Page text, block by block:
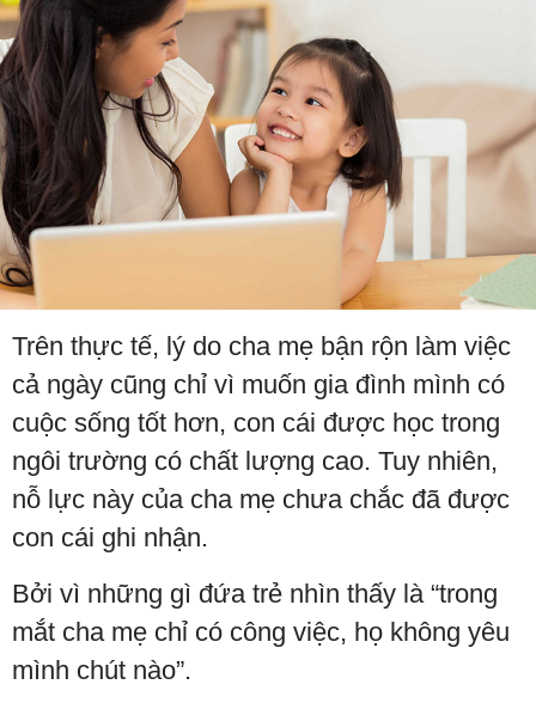
Trên thực tế, lý do cha mẹ bận rộn làm việc
cả ngày cũng chỉ vì muốn gia đình mình có
cuộc sống tốt hơn, con cái được học trong
ngôi trường có chất lượng cao. Tuy nhiên,
nỗ lực này của cha mẹ chưa chắc đã được
con cái ghi nhận.
Bởi vì những gì đứa trẻ nhìn thấy là “trong
mắt cha mẹ chỉ có công việc, họ không yêu
mình chút nào”.